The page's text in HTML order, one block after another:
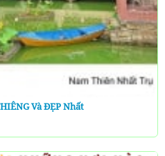
Và ĐẸP Nhất